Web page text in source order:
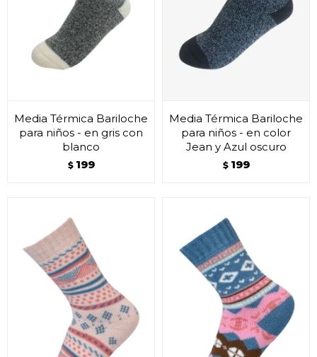
Media Térmica Bariloche
para niños - en gris con
blanco
$ 199
Media Térmica Bariloche
para niños - en color
Jean y Azul oscuro
$ 199